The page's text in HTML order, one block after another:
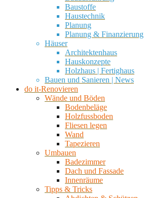
Baustoffe
Haustechnik
Planung
Planung & Finanzierung
Häuser
Architektenhaus
Hauskonzepte
Holzhaus | Fertighaus
Bauen und Sanieren | News
do it-Renovieren
Wände und Böden
Bodenbeläge
Holzfussboden
Fliesen legen
Wand
Tapezieren
Umbauen
Badezimmer
Dach und Fassade
Innenräume
Tipps & Tricks